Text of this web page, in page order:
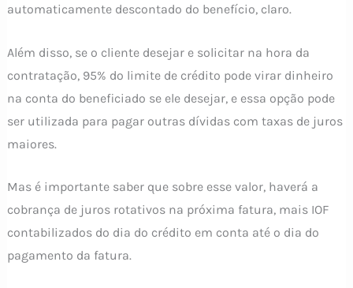
automaticamente descontado do benefício, claro.
Além disso, se o cliente desejar e solicitar na hora da
contratação, 95% do limite de crédito pode virar dinheiro
na conta do beneficiado se ele desejar, e essa opção pode
ser utilizada para pagar outras dívidas com taxas de juros
maiores.
Mas é importante saber que sobre esse valor, haverá a
cobrança de juros rotativos na próxima fatura, mais IOF
contabilizados do dia do crédito em conta até o dia do
pagamento da fatura.